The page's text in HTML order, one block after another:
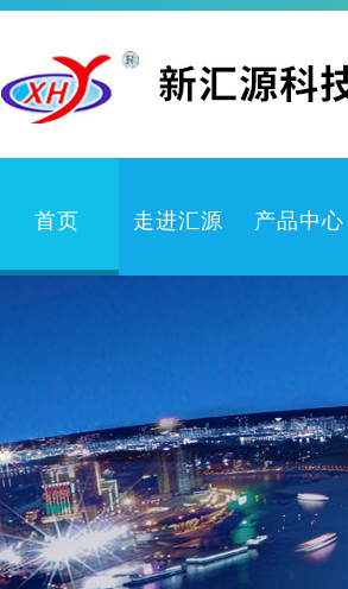
首页 走进汇源
体系认证
产品中心
冲
流体